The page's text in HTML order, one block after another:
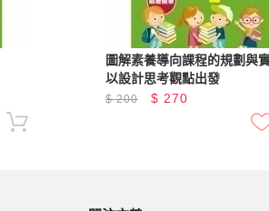
圖解素養導向課程的規劃與
以設計思考觀點出發
$200 $ 270